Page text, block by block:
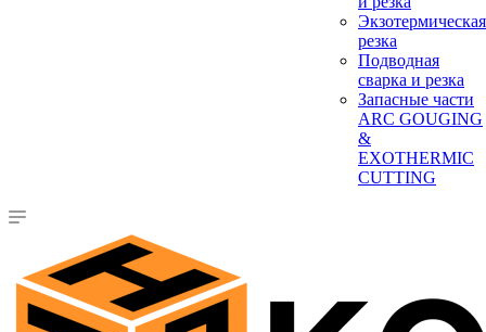
Экзотермическая
резка
Подводная
сварка и резка
Запасные части
ARC GOUGING
&
EXOTHERMIC
CUTTING